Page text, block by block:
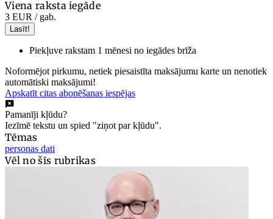
Viena raksta iegāde
3 EUR / gab.
Lasīt!
Piekļuve rakstam 1 mēnesi no iegādes brīža
Noformējot pirkumu, netiek piesaistīta maksājumu karte un nenotiek
automātiski maksājumi!
Apskatīt citas abonēšanas iespējas
Pamanīji kļūdu?
Iezīmē tekstu un spied "ziņot par kļūdu".
Tēmas
personas dati
Vēl no šīs rubrikas